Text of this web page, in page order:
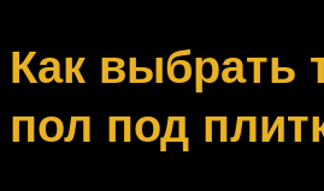
Как выбрать
пол под